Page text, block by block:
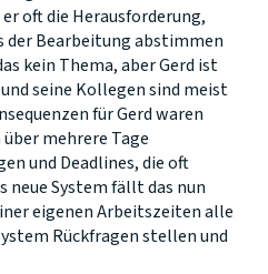
oft die Herausforderung,
der Bearbeitung abstimmen
kein Thema, aber Gerd ist
seine Kollegen sind meist
für Gerd waren
mehrere Tage
und Deadlines, die oft
neue System fällt das nun
eigenen Arbeitszeiten alle
Rückfragen stellen und